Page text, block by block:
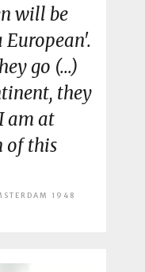
will be
European'.
go (...)
they
am at
of this
1948